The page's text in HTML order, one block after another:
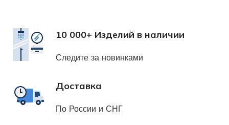
10 000+ Изделий в наличии
Следите за новинками
Доставка
По России и СНГ